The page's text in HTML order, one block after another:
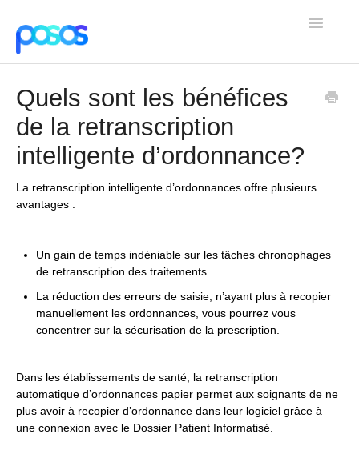
Toggle
Contact
Quels sont les bénéfices
de la retranscription
intelligente d’ordonnance?
La retranscription intelligente d’ordonnances offre plusieurs
avantages :
Un gain de temps indéniable sur les tâches chronophages
de retranscription des traitements
La réduction des erreurs de saisie, n’ayant plus à recopier
manuellement les ordonnances, vous pourrez vous
concentrer sur la sécurisation de la prescription.
Dans les établissements de santé, la retranscription
automatique d’ordonnances papier permet aux soignants de ne
plus avoir à recopier d’ordonnance dans leur logiciel grâce à
une connexion avec le Dossier Patient Informatisé.